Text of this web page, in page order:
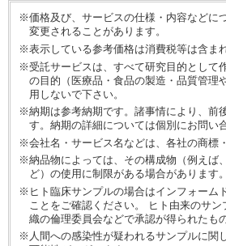
※価格及び、サービスの仕様・内容などに
変更されることがあります。
※表示している参考価格は消費税等は含ま
※受託サービスは、すべて研究目的として
の目的（医療品・食品の製造・品質管理
用しないで下さい。
※納期は参考納期です。諸事情により、前
す。納期の詳細については個別にお問い
※会社名・サービス名などは、各社の商標
※納品物によっては、その構成物（例えば
ど）の使用に制限がある場合があります。
※ヒト臨床サンプルの場合はインフォーム
ことをご確認ください。 ヒト由来のサ
織の倫理委員会などで承認が得られたも
※人間への感染性が疑われるサンプルに関